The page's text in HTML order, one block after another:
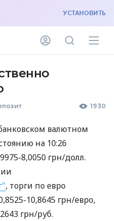
УСТАНОВИТЬ
1930
валютном
на 10:26
8,0050 грн/долл.
, торги по евро
10,8645 грн/евро,
грн/руб.